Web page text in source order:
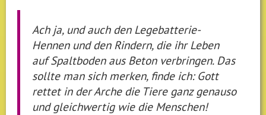
Ach ja, und auch den Legebatterie-
Hennen und den Rindern, die ihr Leben
auf Spaltboden aus Beton verbringen. Das
sollte man sich merken, finde ich: Gott
rettet in der Arche die Tiere ganz genauso
und gleichwertig wie die Menschen!